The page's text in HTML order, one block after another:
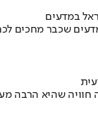
במדעים
שכבר מחכים
שהיא הרבה